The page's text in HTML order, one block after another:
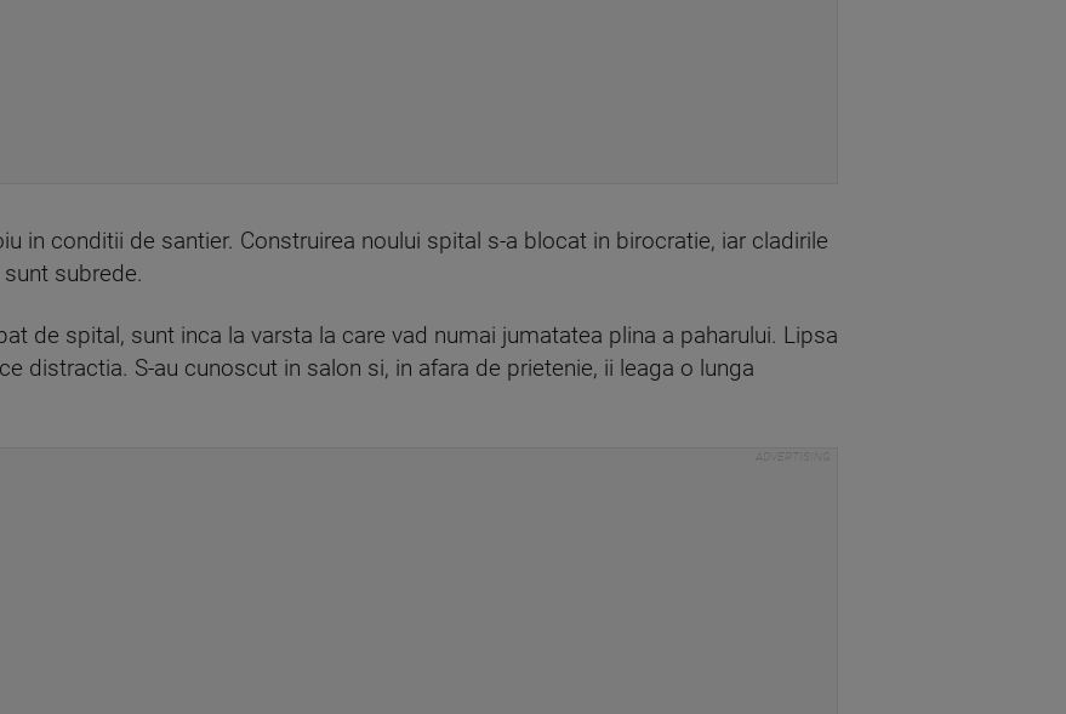
in conditii de santier. Construirea noului spital s-a blocat in birocratie, iar cladirile
subrede.
de spital, sunt inca la varsta la care vad numai jumatatea plina a paharului. Lipsa
distractia. S-au cunoscut in salon si, in afara de prietenie, ii leaga o lunga